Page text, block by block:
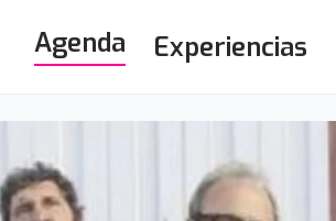
Agenda Experiencias